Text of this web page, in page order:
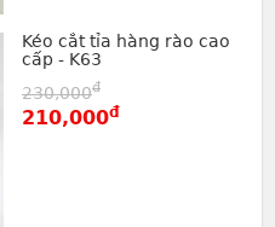
Kéo cắt tỉa hàng rào cao
cấp - K63
230,000đ
210,000đ